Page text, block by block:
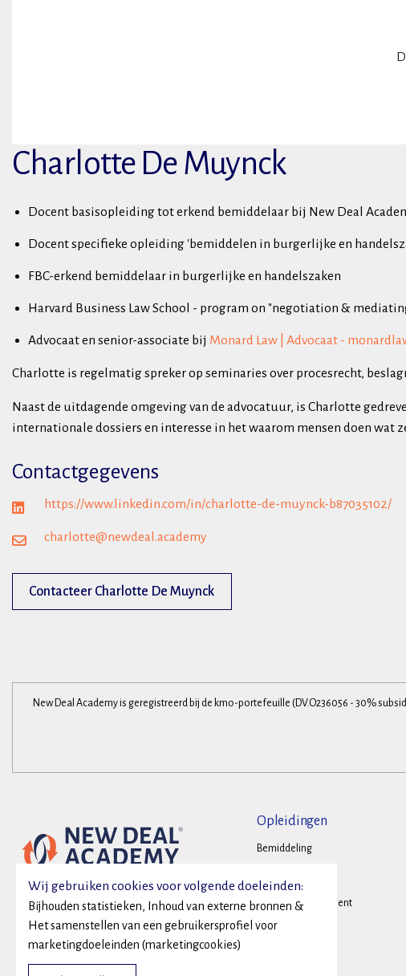
Charlotte De Muynck
Docent basisopleiding tot erkend bemiddelaar bij New Deal
Docent specifieke opleiding 'bemiddelen in burgerlijke en
FBC-erkend bemiddelaar in burgerlijke en handelszaken
Harvard Business Law School - program on "negotiation &
Advocaat en senior-associate bij Monard Law | Advocaat -
Charlotte is regelmatig spreker op seminaries over procesrecht,
Naast de uitdagende omgeving van de advocatuur, is Charlotte
internationale dossiers en interesse in het waarom mensen doen wat
Contactgegevens
https://www.linkedin.com/in/charlotte-de-muynck-b87035102/
charlotte@newdeal.academy
Contacteer Charlotte De Muynck
New Deal Academy is geregistreerd bij de kmo-portefeuille (DV.O236056 - 30%
Opleidingen
Bemiddeling
Conflictmanagement
Family Business
Wij gebruiken cookies voor volgende doeleinden:
Bijhouden statistieken, Inhoud van externe bronnen &
Het samenstellen van een gebruikersprofiel voor
marketingdoeleinden (marketingcookies)